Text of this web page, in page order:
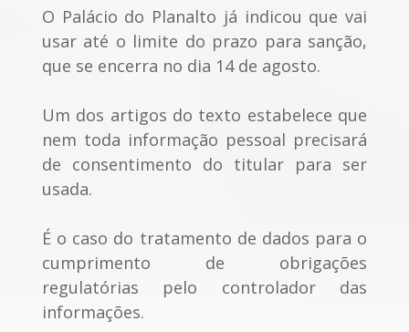
O Palácio do Planalto já indicou que vai
usar até o limite do prazo para sanção,
que se encerra no dia 14 de agosto.
Um dos artigos do texto estabelece que
nem toda informação pessoal precisará
de consentimento do titular para ser
usada.
É o caso do tratamento de dados para o
cumprimento de obrigações
regulatórias pelo controlador das
informações.